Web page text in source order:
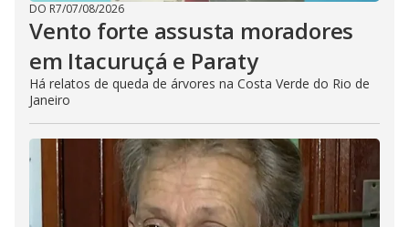
DO R7/07/08/2026
Vento forte assusta moradores
em Itacuruçá e Paraty
Há relatos de queda de árvores na Costa Verde do Rio de
Janeiro